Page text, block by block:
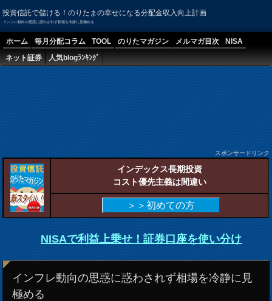
投資信託で儲ける！のりたまの幸せになる分配金収入向上計画
インフレ動向の思惑に惑わされず相場を冷静に見極める
ホーム 毎月分配コラム TOOL のりたマガジン メルマガ目次
NISA
ネット証券
人気blogﾗﾝｷﾝｸﾞ
スポンサードリンク
インデックス長期投資
コスト優先主義は間違い
＞＞初めての方
NISAで利益上乗せ！証券口座を使い分け
インフレ動向の思惑に惑わされず相場を冷静に見
極める